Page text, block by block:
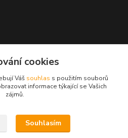
cookies
Váš souhlas s použitím souborů
informace týkající se Vašich
zájmů.
Souhlasím